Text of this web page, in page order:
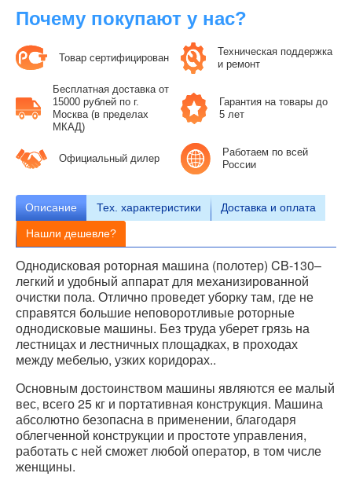
Почему покупают у нас?
Товар сертифицирован
Техническая поддержка
и ремонт
Бесплатная доставка от
15000 рублей по г.
Москва (в пределах
МКАД)
Гарантия на товары до
5 лет
Официальный дилер
Работаем по всей
России
Описание Тех. характеристики Доставка и оплата
Нашли дешевле?
Однодисковая роторная машина (полотер) CB-130–
легкий и удобный аппарат для механизированной
очистки пола. Отлично проведет уборку там, где не
справятся большие неповоротливые роторные
однодисковые машины. Без труда уберет грязь на
лестницах и лестничных площадках, в проходах
между мебелью, узких коридорах..
Основным достоинством машины являются ее малый
вес, всего 25 кг и портативная конструкция. Машина
абсолютно безопасна в применении, благодаря
облегченной конструкции и простоте управления,
работать с ней сможет любой оператор, в том числе
женщины.